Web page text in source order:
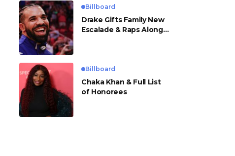
Billboard
Drake Gifts Family New
Escalade & Raps Along
Billboard
Chaka Khan & Full List
of Honorees